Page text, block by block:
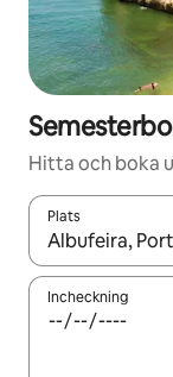
Hitta och boka
Plats
När resultaten
Incheckning